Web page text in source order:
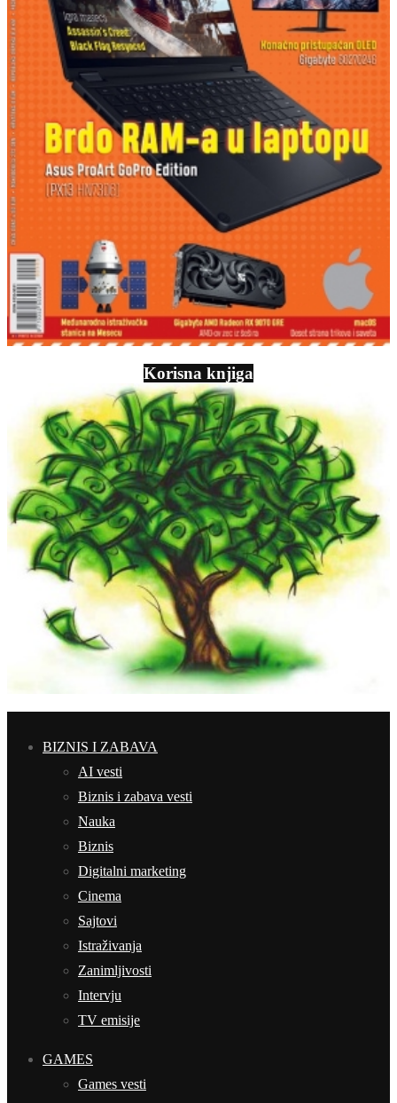
Korisna knjiga
BIZNIS I ZABAVA
AI vesti
Biznis i zabava vesti
Nauka
Biznis
Digitalni marketing
Cinema
Sajtovi
Istraživanja
Zanimljivosti
Intervju
TV emisije
GAMES
Games vesti